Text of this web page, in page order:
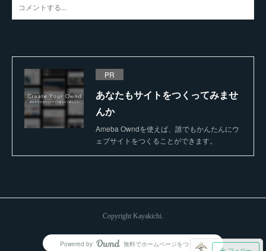
PR
あなたもサイトをつくってみませ
んか
Ameba Owndを使えば、誰でもかんたんにウ
ェブサイトをつくることができます。
Copyright Kayakichi.
Powered by AmebaOwnd
無料でホームページをつくろう